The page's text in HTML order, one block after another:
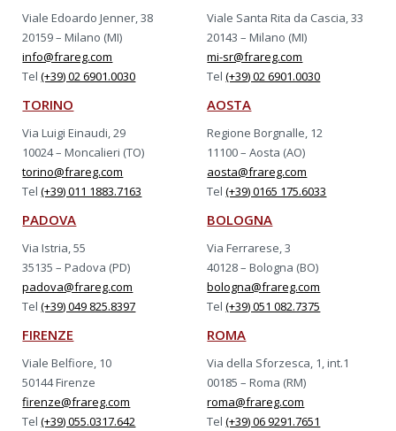
Viale Edoardo Jenner, 38
20159 – Milano (MI)
info@frareg.com
Tel(+39) 02 6901.0030
Viale Santa Rita da Cascia, 33
20143 – Milano (MI)
mi-sr@frareg.com
Tel(+39) 02 6901.0030
TORINO
Via Luigi Einaudi, 29
10024 – Moncalieri (TO)
torino@frareg.com
Tel(+39) 011 1883.7163
AOSTA
Regione Borgnalle, 12
11100 – Aosta (AO)
aosta@frareg.com
Tel(+39) 0165 175.6033
PADOVA
Via Istria, 55
35135 – Padova (PD)
padova@frareg.com
Tel(+39) 049 825.8397
BOLOGNA
Via Ferrarese, 3
40128 – Bologna (BO)
bologna@frareg.com
Tel(+39) 051 082.7375
FIRENZE
Viale Belfiore, 10
50144 Firenze
firenze@frareg.com
Tel(+39) 055.0317.642
ROMA
Via della Sforzesca, 1, int.1
00185 – Roma (RM)
roma@frareg.com
Tel(+39) 06 9291.7651